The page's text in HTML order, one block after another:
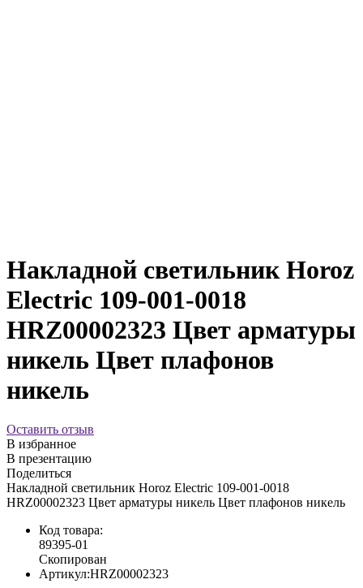
Накладной светильник Horoz
Electric 109-001-0018
HRZ00002323 Цвет арматуры
никель Цвет плафонов
никель
Оставить отзыв
В избранное
В презентацию
Поделиться
Накладной светильник Horoz Electric 109-001-0018
HRZ00002323 Цвет арматуры никель Цвет плафонов никель
Код товара:
89395-01
Скопирован
Артикул:HRZ00002323